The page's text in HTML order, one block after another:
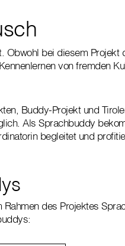
Obwohl bei diesem Projekt
von fremden
Buddy-Projekt und
Als Sprachbuddy
begleitet und
des Projektes